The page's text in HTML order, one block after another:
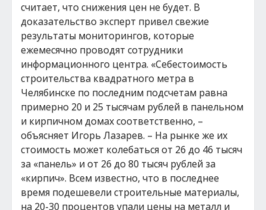
считает, что снижения цен не будет. В
доказательство эксперт привел свежие
результаты мониторингов, которые
ежемесячно проводят сотрудники
информационного центра. «Себестоимость
строительства квадратного метра в
Челябинске по последним подсчетам равна
примерно 20 и 25 тысячам рублей в панельном
и кирпичном домах соответственно, –
объясняет Игорь Лазарев. – На рынке же их
стоимость может колебаться от 26 до 46 тысяч
за «панель» и от 26 до 80 тысяч рублей за
«кирпич». Всем известно, что в последнее
время подешевели строительные материалы,
на 20-30 процентов упали цены на металл и